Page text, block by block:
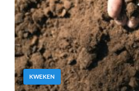
KWEKEN